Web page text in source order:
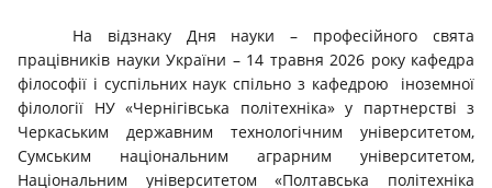
На відзнаку Дня науки – професійного свята
працівників науки України – 14 травня 2026 року кафедра
філософії і суспільних наук спільно з кафедрою іноземної
філології НУ «Чернігівська політехніка» у партнерстві з
Черкаським державним технологічним університетом,
Сумським національним аграрним університетом,
Національним університетом «Полтавська політехніка